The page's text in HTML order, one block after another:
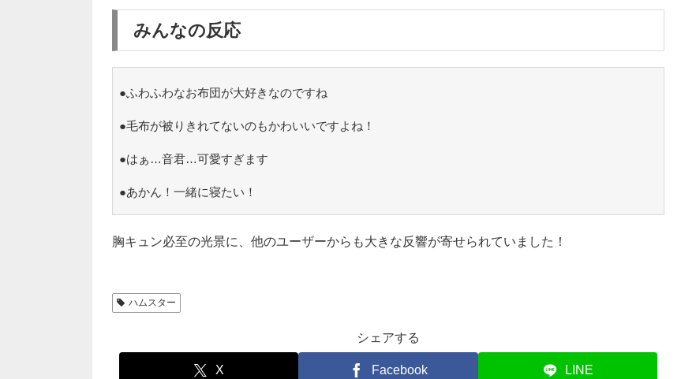
みんなの反応
●ふわふわなお布団が大好きなのですね
●毛布が被りきれてないのもかわいいですよね！
●はぁ…音君…可愛すぎます
●あかん！一緒に寝たい！
胸キュン必至の光景に、他のユーザーからも大きな反響が寄せられていました！
ハムスター
シェアする
X Facebook LINE